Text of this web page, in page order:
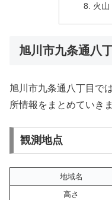
火山
旭川市九条通八
旭川市九条通八丁目で
所情報をまとめていきま
観測地点
地域名
高さ